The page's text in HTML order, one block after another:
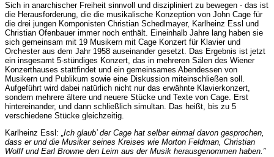
Sich in anarchischer Freiheit sinnvoll und diszipliniert zu bewegen - das ist
die Herausforderung, die die musikalische Konzeption von John Cage für
die drei jungen Komponisten Christian Schedlmayer, Karlheinz Essl und
Christian Ofenbauer immer noch enthält. Eineinhalb Jahre lang haben sie
sich gemeinsam mit 19 Musikern mit Cage Konzert für Klavier und
Orchester aus dem Jahr 1958 auseinander gesetzt. Das Ergebnis ist jetzt
ein insgesamt 5-stündiges Konzert, das in mehreren Sälen des Wiener
Konzerthauses stattfindet und ein gemeinsames Abendessen von
Musikern und Publikum sowie eine Diskussion miteinschließen soll.
Aufgeführt wird dabei natürlich nicht nur das erwähnte Klavierkonzert,
sondern mehrere ältere und neuere Stücke und Texte von Cage. Erst
hintereinander, und dann schließlich simultan. Das heißt, bis zu 5
verschiedene Stücke gleichzeitig.
Karlheinz Essl: „Ich glaub’ der Cage hat selber einmal davon gesprochen,
dass er und die Musiker seines Kreises wie Morton Feldman, Christian
Wolff und Earl Browne den Leim aus der Musik herausgenommen haben.”